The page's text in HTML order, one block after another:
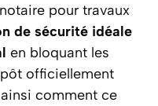
pour travaux
de sécurité idéale
en bloquant les
officiellement
comment ce